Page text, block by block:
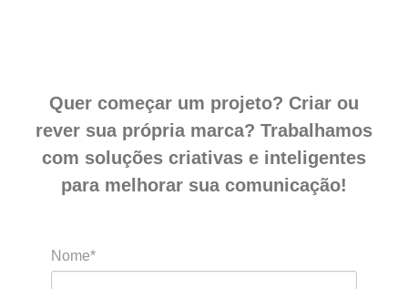
Quer começar um projeto? Criar ou
rever sua própria marca? Trabalhamos
com soluções criativas e inteligentes
para melhorar sua comunicação!
Nome*